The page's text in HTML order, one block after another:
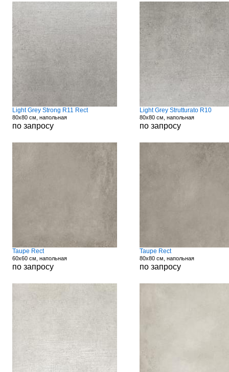
Light Grey Strong R11 Rect
80x80 см, напольная
по запросу
Light Grey Strutturato R10
80x80 см, напольная
по запросу
Taupe Rect
60x60 см, напольная
по запросу
Taupe Rect
80x80 см, напольная
по запросу